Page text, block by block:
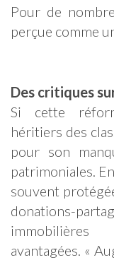
Pour de
perçue comme
Des critiques
Si cette
héritiers des
pour son
patrimoniales.
souvent
donations-
avantagées. «